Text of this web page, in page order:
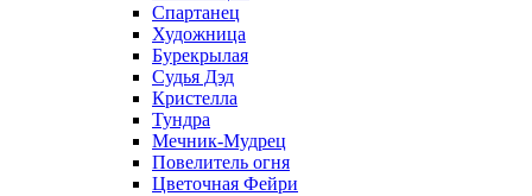
Спартанец
Художница
Бурекрылая
Судья Дэд
Кристелла
Тундра
Мечник-Мудрец
Повелитель огня
Цветочная Фейри